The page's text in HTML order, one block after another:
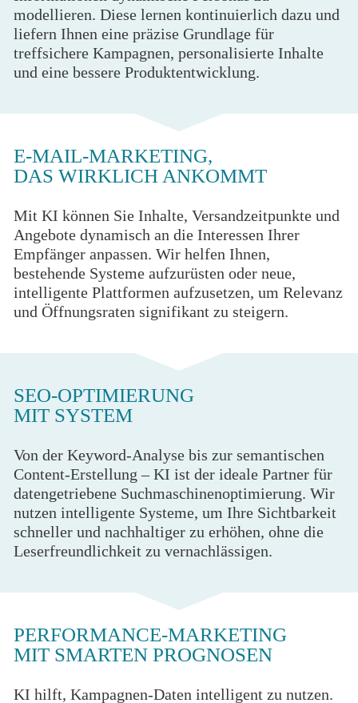
modellieren. Diese lernen kontinuierlich dazu und
liefern Ihnen eine präzise Grundlage für
treffsichere Kampagnen, personalisierte Inhalte
und eine bessere Produktentwicklung.
E-MAIL-MARKETING,
DAS WIRKLICH ANKOMMT
Mit KI können Sie Inhalte, Versandzeitpunkte und
Angebote dynamisch an die Interessen Ihrer
Empfänger anpassen. Wir helfen Ihnen,
bestehende Systeme aufzurüsten oder neue,
intelligente Plattformen aufzusetzen, um Relevanz
und Öffnungsraten signifikant zu steigern.
SEO-OPTIMIERUNG
MIT SYSTEM
Von der Keyword-Analyse bis zur semantischen
Content-Erstellung – KI ist der ideale Partner für
datengetriebene Suchmaschinenoptimierung. Wir
nutzen intelligente Systeme, um Ihre Sichtbarkeit
schneller und nachhaltiger zu erhöhen, ohne die
Leserfreundlichkeit zu vernachlässigen.
PERFORMANCE-MARKETING
MIT SMARTEN PROGNOSEN
KI hilft, Kampagnen-Daten intelligent zu nutzen.